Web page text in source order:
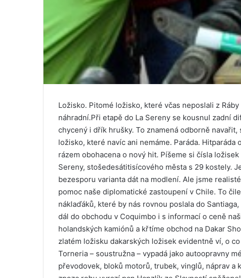
Ložisko. Pitomé ložisko, které včas neposlali z
náhradní.Při etapě do La Sereny se kousnul zadní
chycený i dřík hrušky. To znamená odborně
ložisko, které navíc ani nemáme. Paráda.
rázem obohacena o nový hit. Píšeme si čísla
Sereny, stošedesátitisícového města s 29 kostely.
bezesporu varianta dát na modlení. Ale jsme
pomoc naše diplomatické zastoupení v Chile. To
náklaďáků, které by nás rovnou poslala do
dál do obchodu v Coquimbo i s informací o ceně
holandských kamiónů a křtíme obchod na Dakar
zlatém ložisku dakarských ložisek evidentně ví, o
Torneria – soustružna – vypadá jako autoopravny
převodovek, bloků motorů, trubek, vinglů, náprav a